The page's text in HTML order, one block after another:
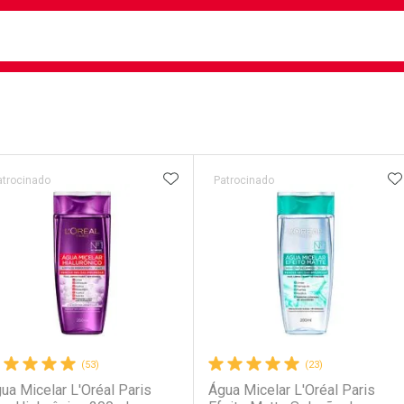
(53)
Micelar L'Oréal Paris
ADICIONAR AOS FAVORITOS
(23)
Água Micelar L'Oréal Paris
Patrocinado